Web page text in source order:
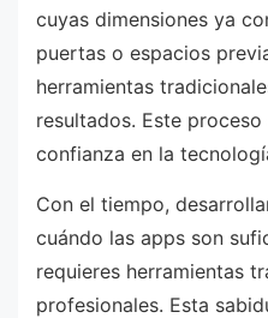
cuyas dimensiones ya
puertas o espacios
herramientas
resultados. Este
confianza en la
Con el tiempo,
cuándo las apps son
requieres herramientas
profesionales. Esta